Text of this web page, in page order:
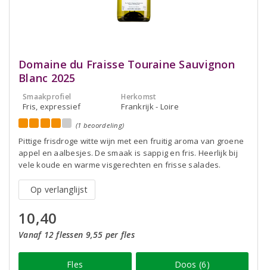
Domaine du Fraisse Touraine Sauvignon
Blanc 2025
Smaakprofiel
Fris, expressief
Herkomst
Frankrijk - Loire
(1 beoordeling)
Pittige frisdroge witte wijn met een fruitig aroma van groene
appel en aalbesjes. De smaak is sappig en fris. Heerlijk bij
vele koude en warme visgerechten en frisse salades.
Op verlanglijst
10,40
Vanaf 12 flessen 9,55 per fles
Fles Doos (6)